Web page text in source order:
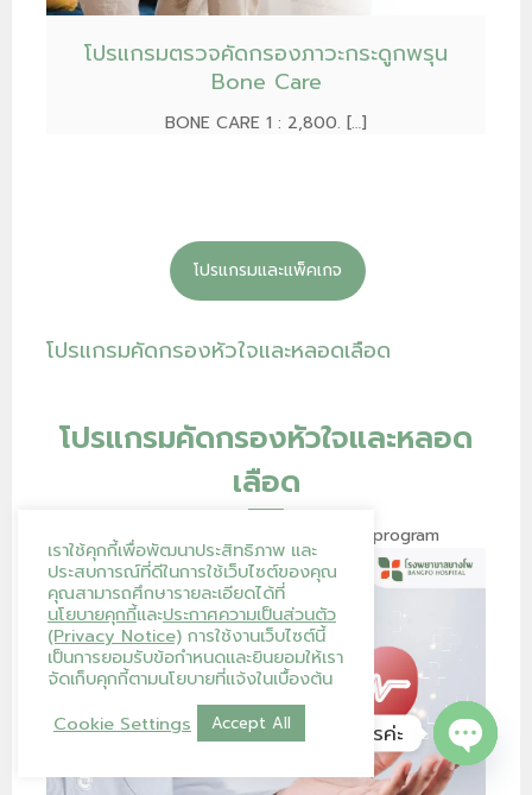
โปรแกรมตรวจคัดกรองภาวะกระดูกพรุน
Bone Care
BONE CARE 1 : 2,800. […]
โปรแกรมและแพ็คเกจ
โปรแกรมคัดกรองหัวใจและหลอดเลือด
โปรแกรมคัดกรองหัวใจและหลอด
เลือด
Heart and blood vessel screening program
เราใช้คุกกี้เพื่อพัฒนาประสิทธิภาพ และ
ประสบการณ์ที่ดีในการใช้เว็บไซต์ของคุณ
คุณสามารถศึกษารายละเอียดได้ที่
นโยบายคุกกี้และประกาศความเป็นส่วนตัว
(Privacy Notice) การใช้งานเว็บไซต์นี้
เป็นการยอมรับข้อกำหนดและยินยอมให้เรา
จัดเก็บคุกกี้ตามนโยบายที่แจ้งในเบื้องต้น
Cookie Settings
Accept All
โรงพยาบาลบางโพ ยินดีให้บริการค่ะ
Open